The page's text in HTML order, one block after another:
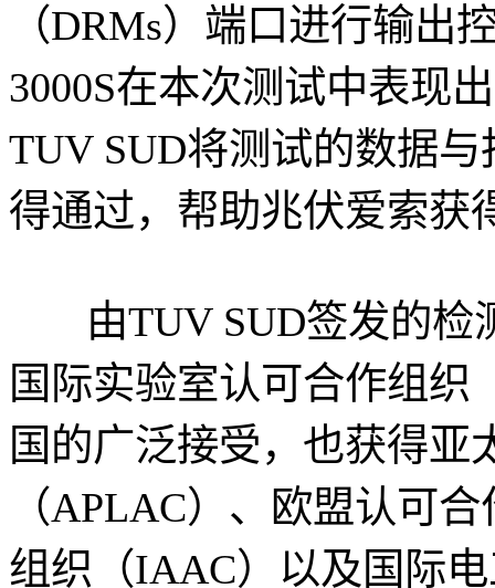
（DRMs）端口进行输出
3000S在本次测试中表现
TUV SUD将测试的数据
得通过，帮助兆伏爱索获
由TUV SUD签发的检
国际实验室认可合作组织
国的广泛接受，也获得亚
（APLAC）、欧盟认可
组织（IAAC）以及国际